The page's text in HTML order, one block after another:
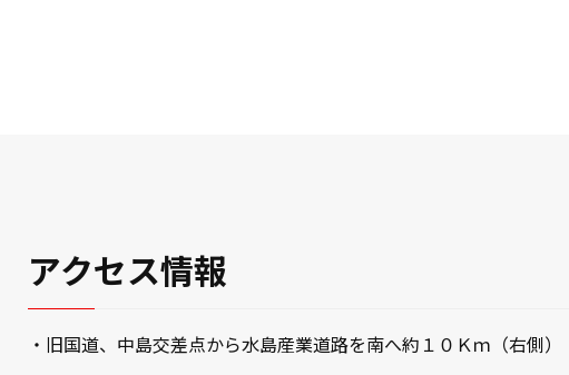
アクセス情報
・旧国道、中島交差点から水島産業道路を南へ約１０Ｋｍ（右側